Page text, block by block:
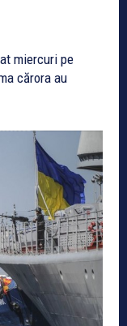
miercuri pe
cărora au